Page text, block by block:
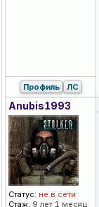
Профиль ЛС
Anubis1993
Статус: не в сети
Стаж: 9 лет 1 месяц